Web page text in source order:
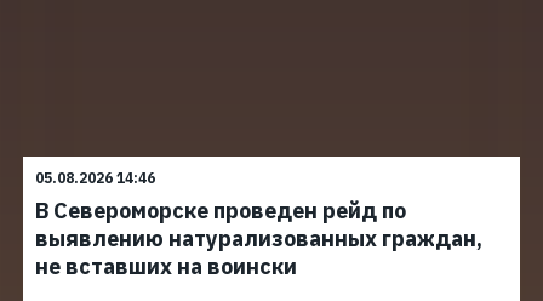
05.08.2026 14:46
В Североморске проведен рейд по
выявлению натурализованных граждан,
не вставших на воински